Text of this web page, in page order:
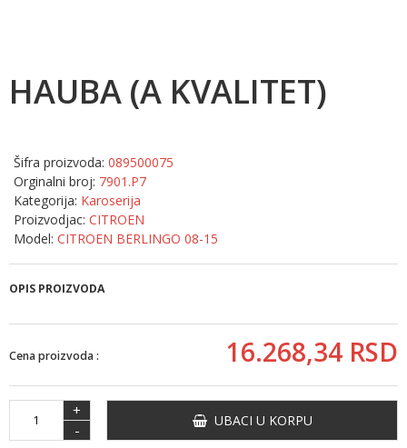
HAUBA (A KVALITET)
Šifra proizvoda: 089500075
Orginalni broj: 7901.P7
Kategorija: Karoserija
Proizvodjac: CITROEN
Model: CITROEN BERLINGO 08-15
OPIS PROIZVODA
Cena proizvoda : 16.268,34 RSD
+
-
UBACI U KORPU